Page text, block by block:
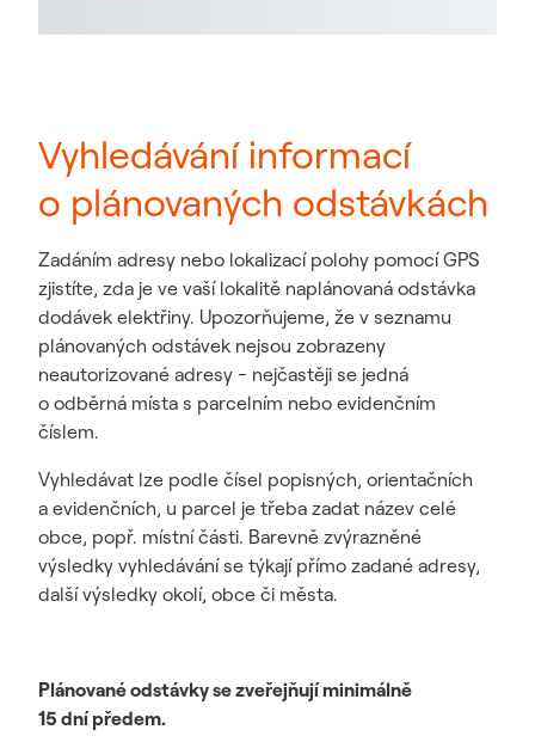
Vyhledávání informací
o plánovaných odstávkách
Zadáním adresy nebo lokalizací polohy pomocí GPS
zjistíte, zda je ve vaší lokalitě naplánovaná odstávka
dodávek elektřiny. Upozorňujeme, že v seznamu
plánovaných odstávek nejsou zobrazeny
neautorizované adresy - nejčastěji se jedná
o odběrná místa s parcelním nebo evidenčním
číslem.
Vyhledávat lze podle čísel popisných, orientačních
a evidenčních, u parcel je třeba zadat název celé
obce, popř. místní části. Barevně zvýrazněné
výsledky vyhledávání se týkají přímo zadané adresy,
další výsledky okolí, obce či města.
Plánované odstávky se zveřejňují minimálně
15 dní předem.